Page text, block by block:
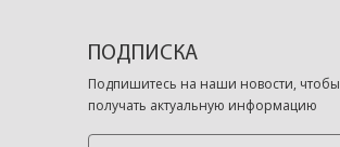
ПОДПИСКА
Подпишитесь на наши новости, чтобы
получать актуальную информацию